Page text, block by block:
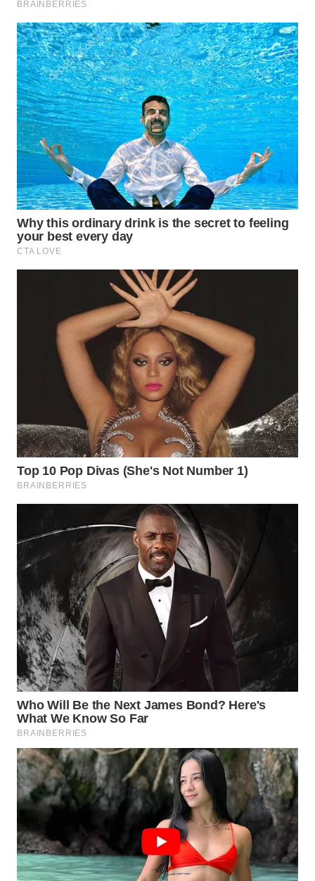
SERDANG
WN
TEBING
TINGGI
WN
PAKPAK
WN
KARAWANG
WN
BEKASI
DEPOK
UTARA
WN
SAMOSIR
PADANG
LAWAS
WN
SUMEDANG
WN
CIANJUR
WN
KEPULAUAN
SERIBU
WN
TANGERANG
WN
BINJAI
WN
CIREBON